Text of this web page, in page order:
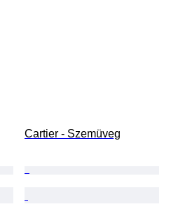
Cartier - Szemüveg